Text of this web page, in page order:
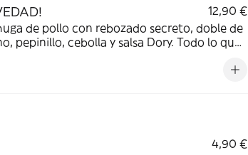
12,90 €
de pollo con rebozado secreto, doble de
pepinillo, cebolla y salsa Dory. Todo lo que
4,90 €